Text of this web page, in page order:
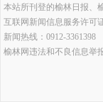
本站所刊登的榆林日报、
互联网新闻信息服务许可
新闻热线：0912-
榆林网违法和不良信息举